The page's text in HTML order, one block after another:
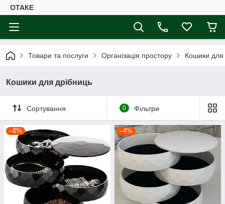
ОТАКЕ
Товари та послуги Організація простору Кошики для
Кошики для дрібниць
Сортування 0 Фільтри
–8% –4%